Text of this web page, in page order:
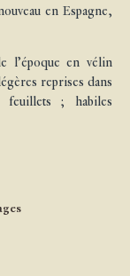
en Espagne,
l’époque en vélin
reprises dans
feuillets ; habiles